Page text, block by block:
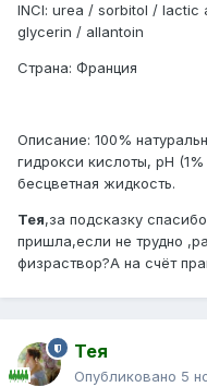
INCI: urea / sorbitol /
glycerin / allantoin
Страна: Франция
Описание: 100%
гидрокси кислоты, pH
бесцветная жидкость.
Тея,за подсказку
пришла,если не трудно
физраствор?А на счёт
Тея
Опубликовано 5